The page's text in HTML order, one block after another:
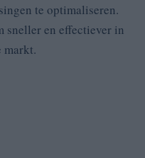
te optimaliseren.
sneller en effectiever in
markt.